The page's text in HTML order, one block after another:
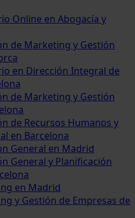
Online en Abogacía y
de Marketing y Gestión
en Dirección Integral de
de Marketing y Gestión
de Recursos Humanos y
en Barcelona
General en Madrid
General y Planificación
en Madrid
y Gestión de Empresas de